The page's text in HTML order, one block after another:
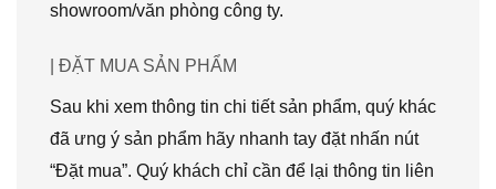
showroom/văn phòng công ty.
| ĐẶT MUA SẢN PHẨM
Sau khi xem thông tin chi tiết sản phẩm, quý khác
đã ưng ý sản phẩm hãy nhanh tay đặt nhấn nút
“Đặt mua”. Quý khách chỉ cần để lại thông tin liên